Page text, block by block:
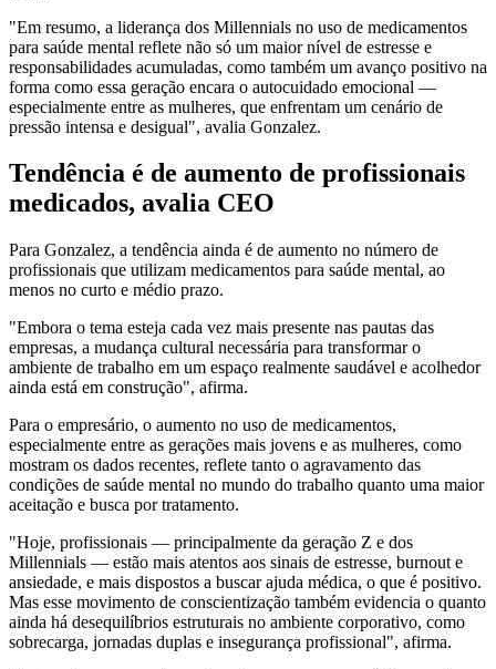
"Em resumo, a liderança dos Millennials no uso de medicamentos
para saúde mental reflete não só um maior nível de estresse e
responsabilidades acumuladas, como também um avanço positivo na
forma como essa geração encara o autocuidado emocional —
especialmente entre as mulheres, que enfrentam um cenário de
pressão intensa e desigual", avalia Gonzalez.
Tendência é de aumento de profissionais
medicados, avalia CEO
Para Gonzalez, a tendência ainda é de aumento no número de
profissionais que utilizam medicamentos para saúde mental, ao
menos no curto e médio prazo.
"Embora o tema esteja cada vez mais presente nas pautas das
empresas, a mudança cultural necessária para transformar o
ambiente de trabalho em um espaço realmente saudável e acolhedor
ainda está em construção", afirma.
Para o empresário, o aumento no uso de medicamentos,
especialmente entre as gerações mais jovens e as mulheres, como
mostram os dados recentes, reflete tanto o agravamento das
condições de saúde mental no mundo do trabalho quanto uma maior
aceitação e busca por tratamento.
"Hoje, profissionais — principalmente da geração Z e dos
Millennials — estão mais atentos aos sinais de estresse, burnout e
ansiedade, e mais dispostos a buscar ajuda médica, o que é positivo.
Mas esse movimento de conscientização também evidencia o quanto
ainda há desequilíbrios estruturais no ambiente corporativo, como
sobrecarga, jornadas duplas e insegurança profissional", afirma.